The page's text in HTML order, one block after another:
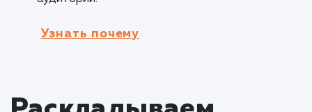
Яндекс.Метрики может быть менее